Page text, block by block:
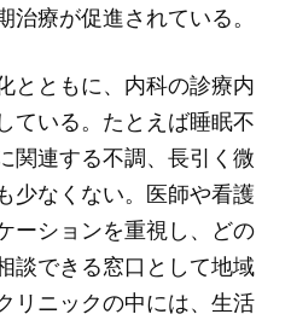
療が促進されている。
とともに、内科の診療内
ている。たとえば睡眠不
関連する不調、長引く微
少なくない。医師や看護
ーションを重視し、どの
談できる窓口として地域
リニックの中には、生活